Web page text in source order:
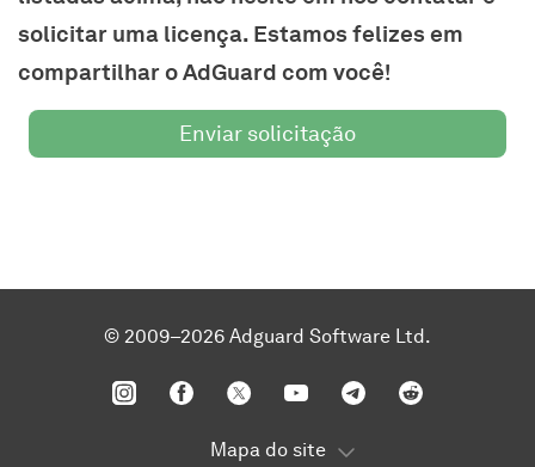
solicitar uma licença. Estamos felizes em
compartilhar o AdGuard com você!
Enviar solicitação
© 2009–2026 Adguard Software Ltd.
Mapa do site